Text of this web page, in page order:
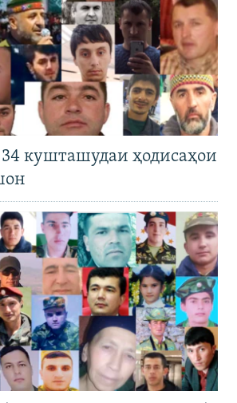
кушташудаи ҳодисаҳои